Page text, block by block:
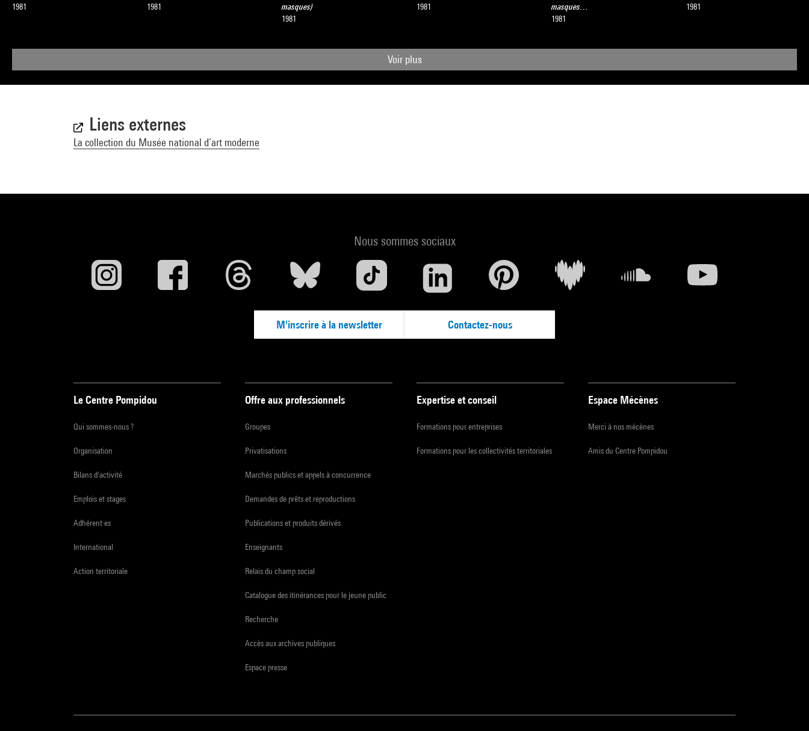
1981
1981
masques)
1981
1981
masques…
1981
1981
Voir plus
Liens externes
La collection du Musée national d’art moderne
Nous sommes sociaux
M'inscrire à la newsletter Contactez-nous
Le Centre Pompidou
Qui sommes-nous ?
Organisation
Bilans d'activité
Emplois et stages
Adhérent·es
International
Action territoriale
Offre aux professionnels
Groupes
Privatisations
Marchés publics et appels à concurrence
Demandes de prêts et reproductions
Publications et produits dérivés
Enseignants
Relais du champ social
Catalogue des itinérances pour le jeune public
Recherche
Accès aux archives publiques
Espace presse
Expertise et conseil
Formations pour entreprises
Formations pour les collectivités territoriales
Espace Mécènes
Merci à nos mécènes
Amis du Centre Pompidou